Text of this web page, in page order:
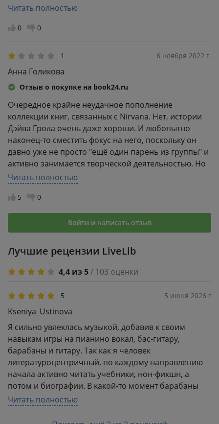
осознавая, что это одна из лучших книг о нем.
Отличный перевод. Рекомендую книгу всем
любителям Джона Леннона.
Читать полностью
0 0
1 6 ноября 2022 г.
Анна Голикова
Отзыв о покупке на book24.ru
Очередное крайне неудачное пополнение
коллекции книг, связанных с Nirvana. Нет, истории
Дэйва Грола очень даже хороши. И любопытно
наконец-то сместить фокус на него, поскольку он
давно уже не просто "ещё один парень из группы" и
активно занимается творческой деятельностью. Но
я ещё даже не могу оценить русский перевод,
поскольку только что распаковала посылку и
пытаюсь понять, каким образом издание с
вихляющимся слабеньким переплётом, полностью
напечатанное на самой дешёвой "газетной" бумаге,
обычно используемой в покетбуках, без единой
цветной вклейки (немногочисленные фото
раскиданы по этим же газетным страницам и
обладают не лучшим качеством) может стоить 1245
рублей. Оценка конкретно этому изданию
выставлена именно за его физическое воплощение,
часто покупают в коллекцию или в подарок, и люди
вправе рассчитывать на что-то получше. Моего
мнения не изменят даже безупречный перевод и
безукоризненно выправленный текст.
Читать полностью
5 0
Войти и написать отзыв
Лучшие рецензии LiveLib
4,4 из 5/ 103 оценки
5 5 июня 2026 г
Kseniya_Ustinova
Я сильно увлеклась музыкой, добавив к своим
навыкам игры на пианино вокал, бас-гитару,
барабаны и гитару. Так как я человек
литературоцентричный, по каждому направлению
начала активно читать учебники, нон-фикшн, а
потом и биографии. В какой-то момент барабаны
увлекли меня больше всего, и я взялась за эту
книгу.Дэйв Грол написал восторженный, немного
сумбурный, невероятно живой роман-странствие по
Читать полностью